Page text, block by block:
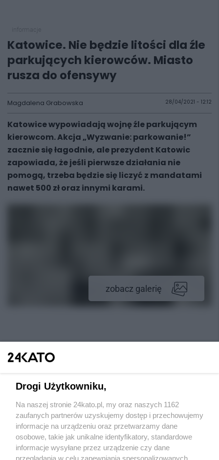
Katowice. Nie będzie litości dla źle
parkujących kierowców. Miasto
rusza do ofensywy
Magdalena Grabowska 28/04/2021 - 12:12
Katowice wypowiadają wojnę źle parkującym
kierowcom. Akcja „Wyzwanie: parkowanie!”
zacznie się łagodnie, ale prezydent Katowic
zapowiada, że jeśli pierwsze działania nie
pomogą, trzeba będzie się liczyć z mandatami
nawet 500 zł oraz innymi karami.
zobacz galerię
Wydawca mediów lokalnych
Drogi Użytkowniku,
Na naszej stronie 24kato.pl, my oraz naszych 1162
zaufanych partnerów uzyskujemy dostęp i przechowujemy
informacje na urządzeniu oraz przetwarzamy dane
osobowe, takie jak unikalne identyfikatory, standardowe
informacje wysyłane przez urządzenie czy dane
przeglądania w celu zapewniania spersonalizowanych